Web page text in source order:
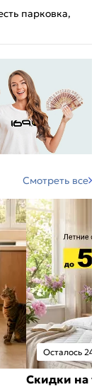
парковка,
Смотреть все
Осталось 24
Скидки на